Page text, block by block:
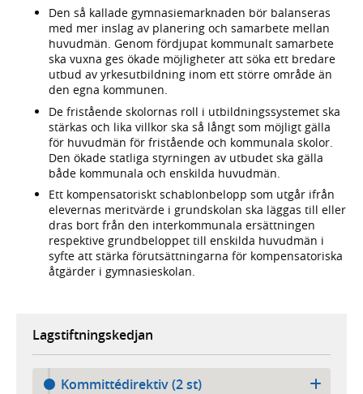
Den så kallade gymnasiemarknaden bör balanseras
med mer inslag av planering och samarbete mellan
huvudmän. Genom fördjupat kommunalt samarbete
ska vuxna ges ökade möjligheter att söka ett bredare
utbud av yrkesutbildning inom ett större område än
den egna kommunen.
De fristående skolornas roll i utbildningssystemet ska
stärkas och lika villkor ska så långt som möjligt gälla
för huvudmän för fristående och kommunala skolor.
Den ökade statliga styrningen av utbudet ska gälla
både kommunala och enskilda huvudmän.
Ett kompensatoriskt schablonbelopp som utgår ifrån
elevernas meritvärde i grundskolan ska läggas till eller
dras bort från den interkommunala ersättningen
respektive grundbeloppet till enskilda huvudmän i
syfte att stärka förutsättningarna för kompensatoriska
åtgärder i gymnasieskolan.
Lagstiftningskedjan
Kommittédirektiv (2 st)